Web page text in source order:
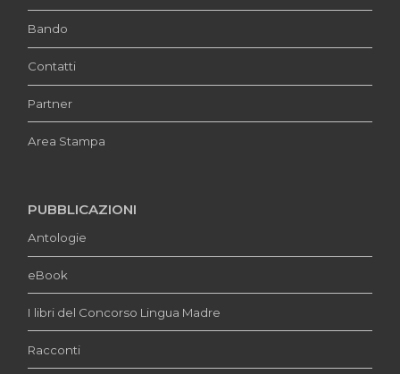
Bando
Contatti
Partner
Area Stampa
PUBBLICAZIONI
Antologie
eBook
I libri del Concorso Lingua Madre
Racconti